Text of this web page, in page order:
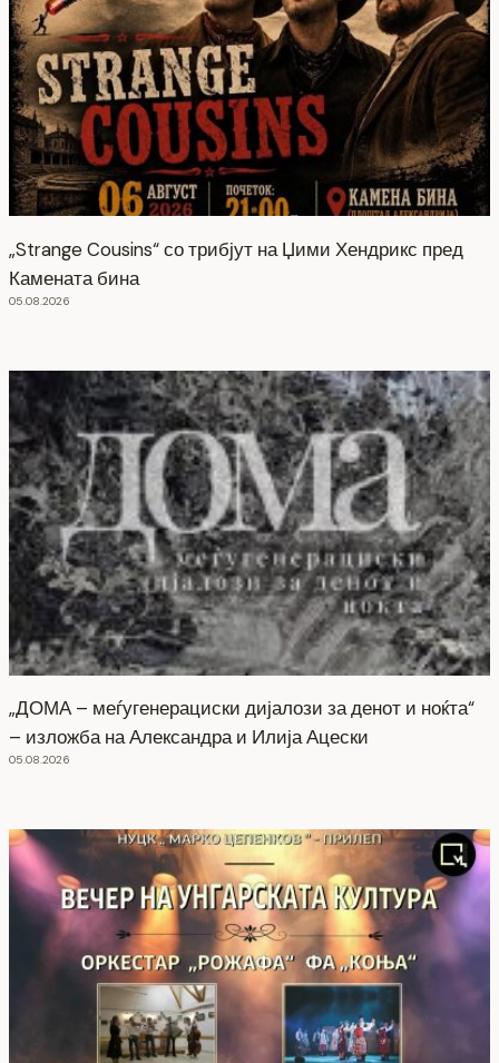
„Strange Cousins“ со трибјут на Џими Хендрикс пред
Камената бина
05.08.2026
„ДОМА – меѓугенерациски дијалози за денот и ноќта“
– изложба на Александра и Илија Ацески
05.08.2026